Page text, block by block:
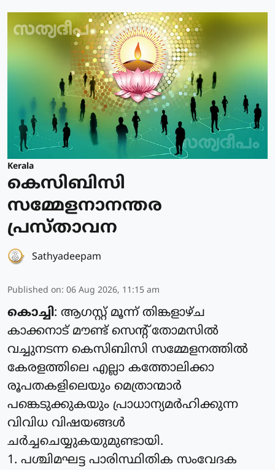
Kerala
കെസിബിസി
സമ്മേളനാനന്തര
പ്രസ്താവന
Sathyadeepam
Published on: 06 Aug 2026, 11:15 am
കൊച്ചി: ആഗസ്റ്റ് മൂന്ന് തിങ്കളാഴ്ച
കാക്കനാട് മൗണ്ട് സെന്റ് തോമസില്‍
വച്ചുനടന്ന കെസിബിസി സമ്മേളനത്തില്‍
കേരളത്തിലെ എല്ലാ കത്തോലിക്കാ
രൂപതകളിലെയും മെത്രാന്മാര്‍
പങ്കെടുക്കുകയും പ്രാധാന്യമര്‍ഹിക്കുന്ന
വിവിധ വിഷയങ്ങള്‍
ചര്‍ച്ചചെയ്യുകയുമുണ്ടായി.
1. പശ്ചിമഘട്ട പാരിസ്ഥിതിക സംവേദക